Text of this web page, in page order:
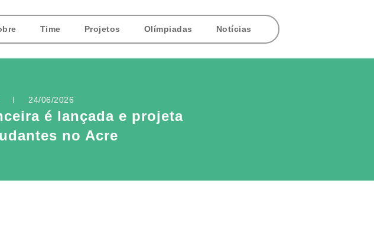
Time Projetos Olímpiadas Notícias
24/06/2026
é lançada e projeta
no Acre